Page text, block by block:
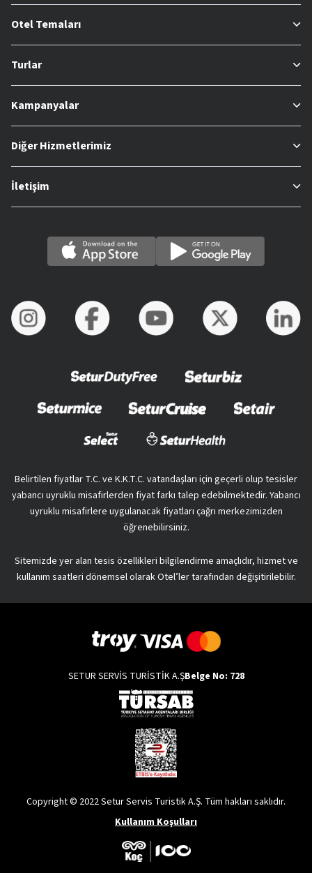
Otel Temaları
Turlar
Kampanyalar
Diğer Hizmetlerimiz
İletişim
Belirtilen fiyatlar T.C. ve K.K.T.C. vatandaşları için geçerli olup tesisler
yabancı uyruklu misafirlerden fiyat farkı talep edebilmektedir. Yabancı
uyruklu misafirlere uygulanacak fiyatları çağrı merkezimizden
öğrenebilirsiniz.
Sitemizde yer alan tesis özellikleri bilgilendirme amaçlıdır, hizmet ve
kullanım saatleri dönemsel olarak Otel’ler tarafından değişitirilebilir.
SETUR SERVİS TURİSTİK A.ŞBelge No: 728
Copyright © 2022 Setur Servis Turistik A.Ş. Tüm hakları saklıdır.
Kullanım Koşulları